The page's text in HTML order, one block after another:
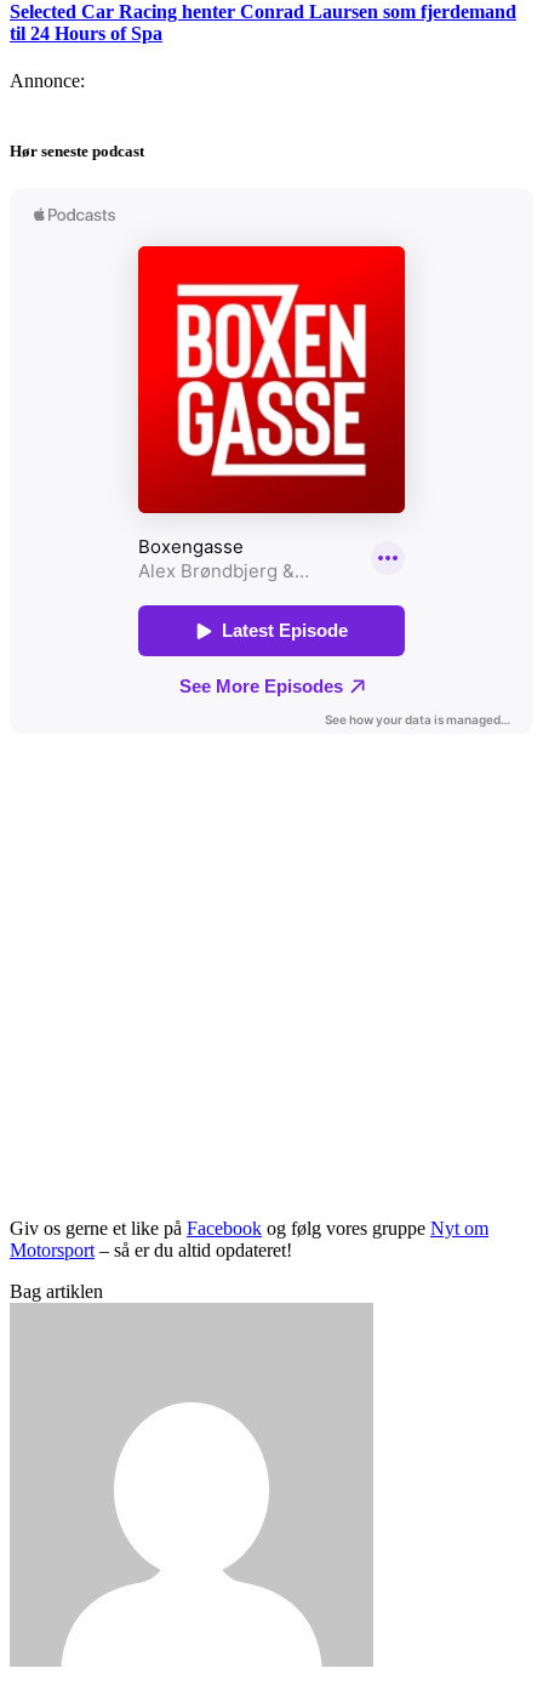
Selected Car Racing henter Conrad Laursen som fjerdemand
til 24 Hours of Spa
Annonce:
Hør seneste podcast
Giv os gerne et like på Facebook og følg vores gruppe Nyt om
Motorsport – så er du altid opdateret!
Bag artiklen